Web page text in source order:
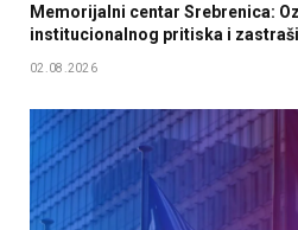
Memorijalni centar Srebrenica:
institucionalnog pritiska i
02.08.2026